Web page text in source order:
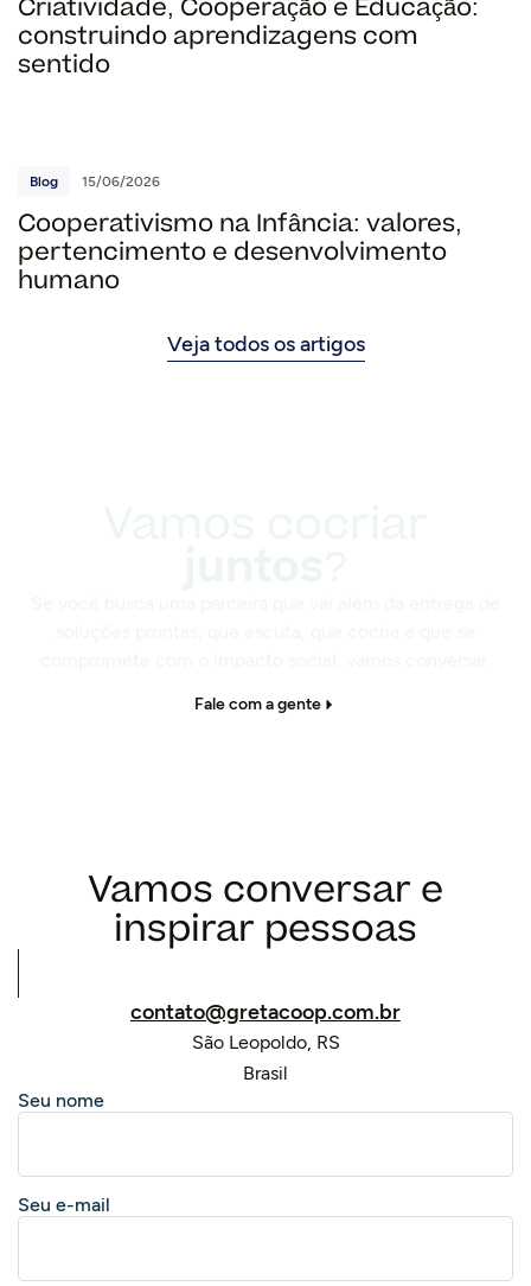
Criatividade, Cooperação e Educação:
construindo aprendizagens com
sentido
Blog 15/06/2026
Cooperativismo na Infância: valores,
pertencimento e desenvolvimento
humano
Veja todos os artigos
Fale com a gente
Vamos conversar e
inspirar pessoas
contato@gretacoop.com.br
São Leopoldo, RS
Brasil
Seu nome
Seu e-mail